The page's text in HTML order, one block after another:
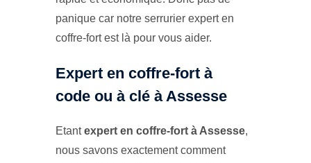
panique car notre serrurier expert en
coffre-fort est là pour vous aider.
Expert en coffre-fort à
code ou à clé à Assesse
Etantexpert en coffre-fort à Assesse,
nous savons exactement comment